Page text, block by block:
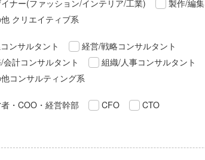
ナー(ファッション/インテリア/工業)
製作/編集
クリエイティブ系
ンサルタント
経営/戦略コンサルタント
会計コンサルタント
組織/人事コンサルタント
コンサルティング系
・COO・経営幹部 CFO
CTO